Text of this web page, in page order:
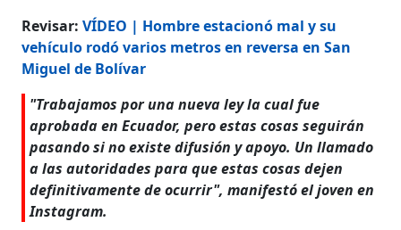
Revisar:VÍDEO | Hombre estacionó mal y su
vehículo rodó varios metros en reversa en San
Miguel de Bolívar
"Trabajamos por una nueva ley la cual fue
aprobada en Ecuador, pero estas cosas seguirán
pasando si no existe difusión y apoyo. Un llamado
a las autoridades para que estas cosas dejen
definitivamente de ocurrir", manifestó el joven en
Instagram.